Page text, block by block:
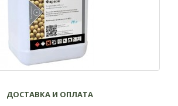
ДОСТАВКА И ОПЛАТА